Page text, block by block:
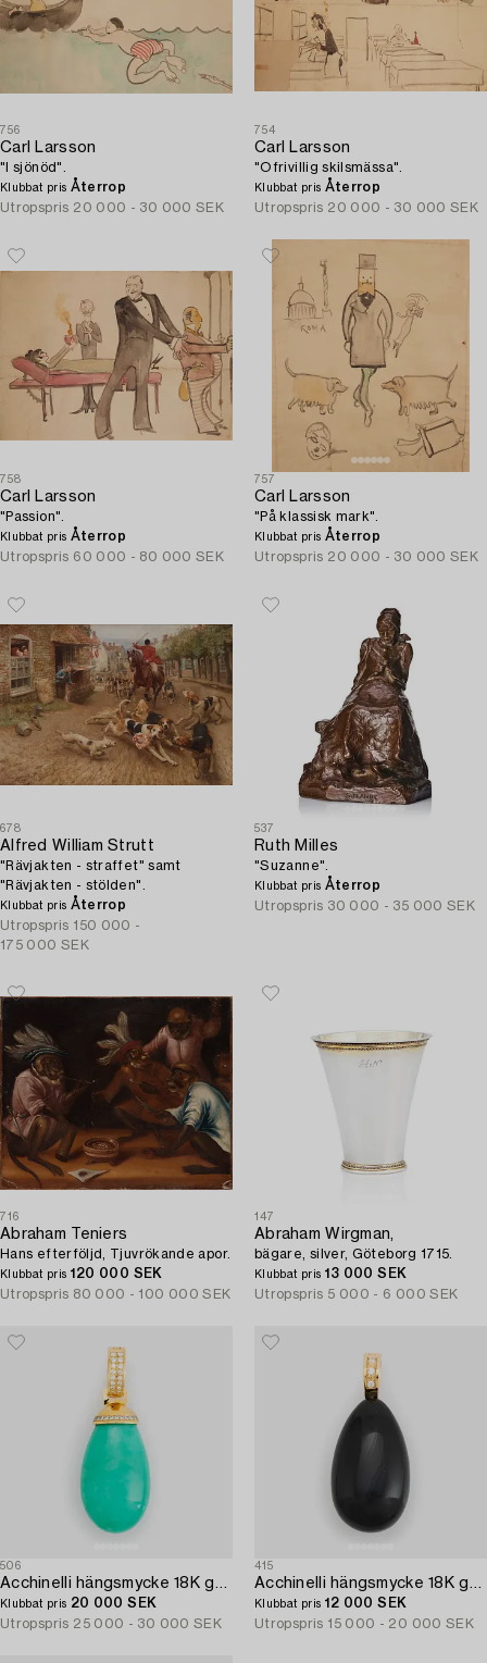
756
Carl Larsson
"I sjönöd".
Klubbat pris Återrop
Utropspris 20 000 - 30 000 SEK
754
Carl Larsson
"Ofrivillig skilsmässa".
Klubbat pris Återrop
Utropspris 20 000 - 30 000 SEK
758
Carl Larsson
"Passion".
Klubbat pris Återrop
Utropspris 60 000 - 80 000 SEK
757
Carl Larsson
"På klassisk mark".
Klubbat pris Återrop
Utropspris 20 000 - 30 000 SEK
678
Alfred William Strutt
"Rävjakten - straffet" samt
"Rävjakten - stölden".
Klubbat pris Återrop
Utropspris 150 000 -
175 000 SEK
537
Ruth Milles
"Suzanne".
Klubbat pris Återrop
Utropspris 30 000 - 35 000 SEK
716
Abraham Teniers
Hans efterföljd, Tjuvrökande apor.
Klubbat pris 120 000 SEK
Utropspris 80 000 - 100 000 SEK
147
Abraham Wirgman,
bägare, silver, Göteborg 1715.
Klubbat pris 13 000 SEK
Utropspris 5 000 - 6 000 SEK
506
Acchinelli hängsmycke 18K guld med en droppe av krysopras och runda briljantslipade diamanter.
Klubbat pris 20 000 SEK
Utropspris 25 000 - 30 000 SEK
415
Acchinelli hängsmycke 18K guld med en droppe av onyx och runda briljantslipade diamanter.
Klubbat pris 12 000 SEK
Utropspris 15 000 - 20 000 SEK